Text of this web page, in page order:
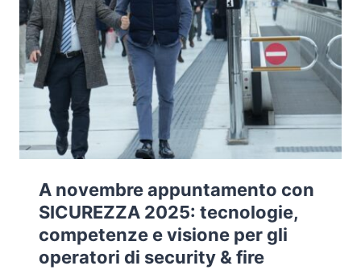
A novembre appuntamento con
SICUREZZA 2025: tecnologie,
competenze e visione per gli
operatori di security & fire